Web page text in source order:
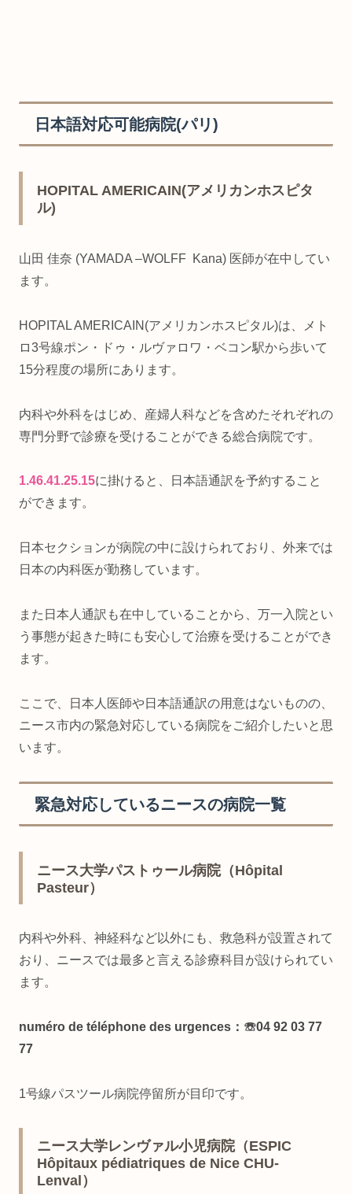
日本語対応可能病院(パリ)
HOPITAL AMERICAIN(アメリカンホスピタ
ル)
山田 佳奈 (YAMADA –WOLFF Kana) 医師が在中してい
ます。
HOPITAL AMERICAIN(アメリカンホスピタル)は、メト
ロ3号線ポン・ドゥ・ルヴァロワ・ベコン駅から歩いて
15分程度の場所にあります。
内科や外科をはじめ、産婦人科などを含めたそれぞれの
専門分野で診療を受けることができる総合病院です。
1.46.41.25.15に掛けると、日本語通訳を予約すること
ができます。
日本セクションが病院の中に設けられており、外来では
日本の内科医が勤務しています。
また日本人通訳も在中していることから、万一入院とい
う事態が起きた時にも安心して治療を受けることができ
ます。
ここで、日本人医師や日本語通訳の用意はないものの、
ニース市内の緊急対応している病院をご紹介したいと思
います。
緊急対応しているニースの病院一覧
ニース大学パストゥール病院（Hôpital
Pasteur）
内科や外科、神経科など以外にも、救急科が設置されて
おり、ニースでは最多と言える診療科目が設けられてい
ます。
numéro de téléphone des urgences：☏04 92 03 77
77
1号線パスツール病院停留所が目印です。
ニース大学レンヴァル小児病院（ESPIC
Hôpitaux pédiatriques de Nice CHU-
Lenval）